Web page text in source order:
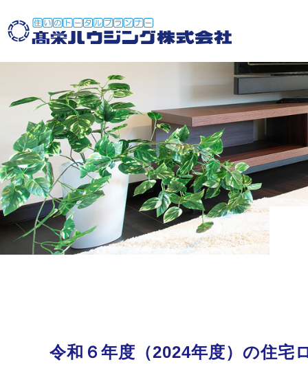
令和６年度（2024年度）の住宅